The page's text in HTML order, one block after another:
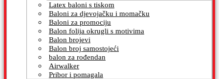
Latex baloni s tiskom
Baloni za djevojačku i momačku
Baloni za promociju
Balon folija okrugli s motivima
Balon brojevi
Balon broj samostojeći
balon za rođendan
Airwalker
Pribor i pomagala